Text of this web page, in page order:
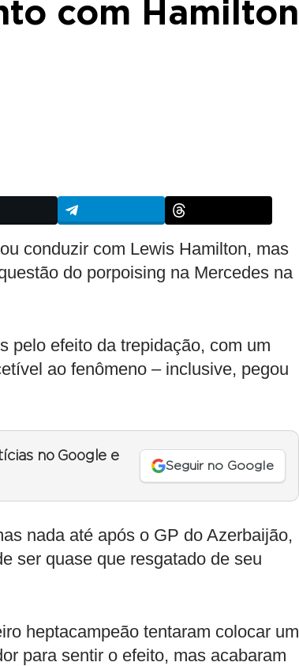
com Hamilton
conduzir com Lewis Hamilton, mas
do porpoising na Mercedes na
pelo efeito da trepidação, com um
ao fenômeno – inclusive, pegou
no Google e
Seguir no Google
nada até após o GP do Azerbaijão,
ser quase que resgatado de seu
heptacampeão tentaram colocar um
para sentir o efeito, mas acabaram